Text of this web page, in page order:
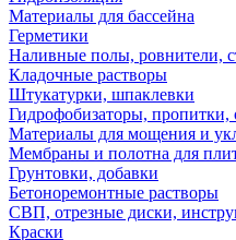
Материалы для бассейна
Герметики
Наливные полы, ровнители,
Кладочные растворы
Штукатурки, шпаклевки
Гидрофобизаторы, пропитки,
Материалы для мощения и
Мембраны и полотна для
Грунтовки, добавки
Бетоноремонтные растворы
СВП, отрезные диски,
Краски